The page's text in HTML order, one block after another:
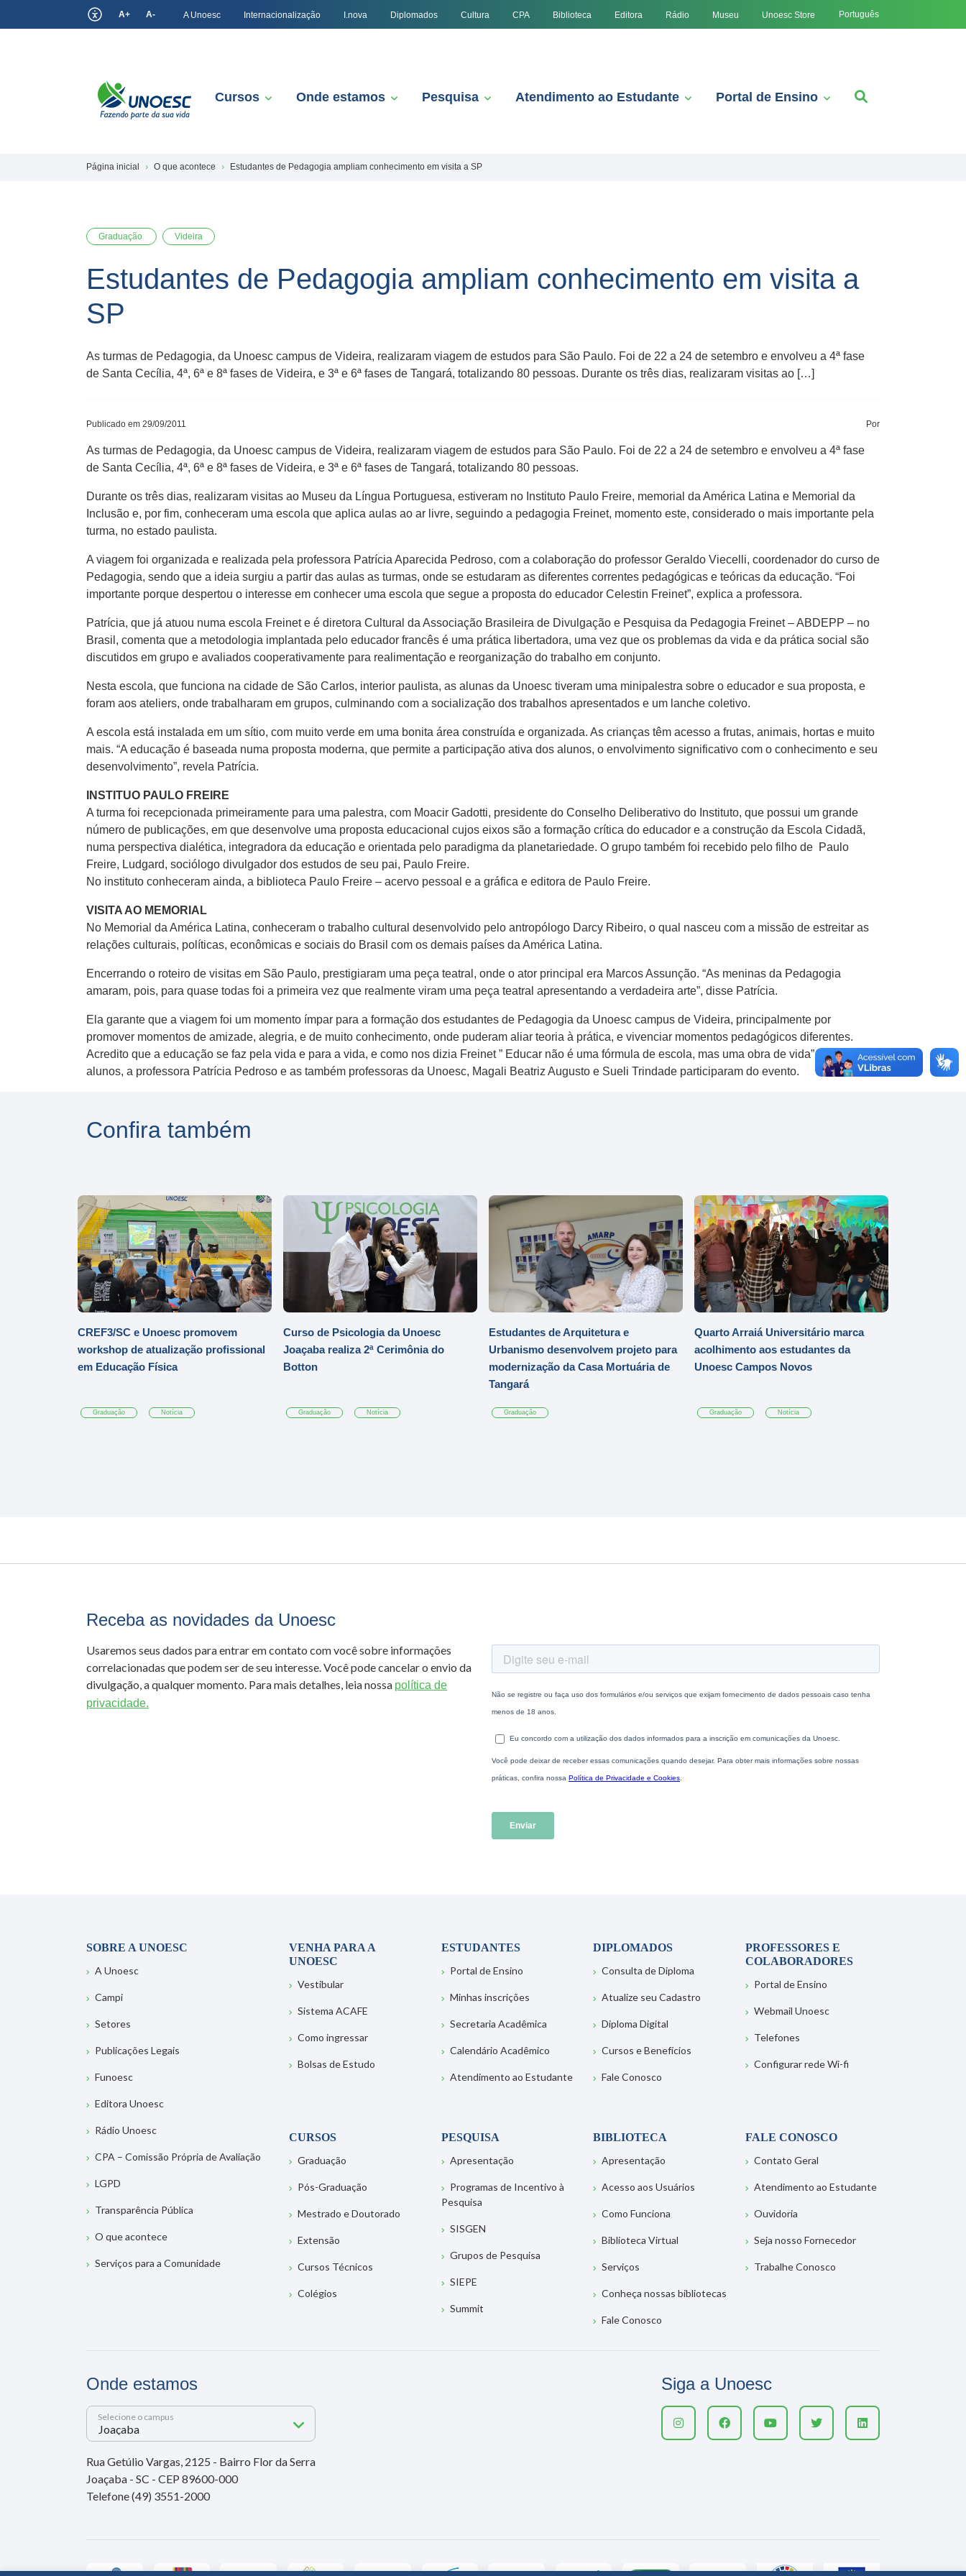
A+ A- A Unoesc Internacionalização I.nova Diplomados Cultura CPA Biblioteca Editora Rádio Museu Unoesc Store Português
Cursos Onde estamos Pesquisa Atendimento ao Estudante Portal de Ensino
Página inicial O que acontece Estudantes de Pedagogia ampliam conhecimento em visita a SP
Graduação Videira
Estudantes de Pedagogia ampliam conhecimento em visita a
SP
As turmas de Pedagogia, da Unoesc campus de Videira, realizaram viagem de estudos para São Paulo. Foi de 22 a 24 de setembro e envolveu a 4ª fase
de Santa Cecília, 4ª, 6ª e 8ª fases de Videira, e 3ª e 6ª fases de Tangará, totalizando 80 pessoas. Durante os três dias, realizaram visitas ao […]
Publicado em 29/09/2011 Por
As turmas de Pedagogia, da Unoesc campus de Videira, realizaram viagem de estudos para São Paulo. Foi de 22 a 24 de setembro e envolveu a 4ª fase
de Santa Cecília, 4ª, 6ª e 8ª fases de Videira, e 3ª e 6ª fases de Tangará, totalizando 80 pessoas.
Durante os três dias, realizaram visitas ao Museu da Língua Portuguesa, estiveram no Instituto Paulo Freire, memorial da América Latina e Memorial da
Inclusão e, por fim, conheceram uma escola que aplica aulas ao ar livre, seguindo a pedagogia Freinet, momento este, considerado o mais importante pela
turma, no estado paulista.
A viagem foi organizada e realizada pela professora Patrícia Aparecida Pedroso, com a colaboração do professor Geraldo Viecelli, coordenador do curso de
Pedagogia, sendo que a ideia surgiu a partir das aulas as turmas, onde se estudaram as diferentes correntes pedagógicas e teóricas da educação. “Foi
importante porque despertou o interesse em conhecer uma escola que segue a proposta do educador Celestin Freinet”, explica a professora.
Patrícia, que já atuou numa escola Freinet e é diretora Cultural da Associação Brasileira de Divulgação e Pesquisa da Pedagogia Freinet – ABDEPP – no
Brasil, comenta que a metodologia implantada pelo educador francês é uma prática libertadora, uma vez que os problemas da vida e da prática social são
discutidos em grupo e avaliados cooperativamente para realimentação e reorganização do trabalho em conjunto.
Nesta escola, que funciona na cidade de São Carlos, interior paulista, as alunas da Unoesc tiveram uma minipalestra sobre o educador e sua proposta, e
foram aos ateliers, onde trabalharam em grupos, culminando com a socialização dos trabalhos apresentados e um lanche coletivo.
A escola está instalada em um sítio, com muito verde em uma bonita área construída e organizada. As crianças têm acesso a frutas, animais, hortas e muito
mais. “A educação é baseada numa proposta moderna, que permite a participação ativa dos alunos, o envolvimento significativo com o conhecimento e seu
desenvolvimento”, revela Patrícia.
INSTITUO PAULO FREIRE
A turma foi recepcionada primeiramente para uma palestra, com Moacir Gadotti, presidente do Conselho Deliberativo do Instituto, que possui um grande
número de publicações, em que desenvolve uma proposta educacional cujos eixos são a formação crítica do educador e a construção da Escola Cidadã,
numa perspectiva dialética, integradora da educação e orientada pelo paradigma da planetariedade. O grupo também foi recebido pelo filho de Paulo
Freire, Ludgard, sociólogo divulgador dos estudos de seu pai, Paulo Freire.
No instituto conheceram ainda, a biblioteca Paulo Freire – acervo pessoal e a gráfica e editora de Paulo Freire.
VISITA AO MEMORIAL
No Memorial da América Latina, conheceram o trabalho cultural desenvolvido pelo antropólogo Darcy Ribeiro, o qual nasceu com a missão de estreitar as
relações culturais, políticas, econômicas e sociais do Brasil com os demais países da América Latina.
Encerrando o roteiro de visitas em São Paulo, prestigiaram uma peça teatral, onde o ator principal era Marcos Assunção. “As meninas da Pedagogia
amaram, pois, para quase todas foi a primeira vez que realmente viram uma peça teatral apresentando a verdadeira arte”, disse Patrícia.
Ela garante que a viagem foi um momento ímpar para a formação dos estudantes de Pedagogia da Unoesc campus de Videira, principalmente por
promover momentos de amizade, alegria, e de muito conhecimento, onde puderam aliar teoria à prática, e vivenciar momentos pedagógicos diferentes.
Acredito que a educação se faz pela vida e para a vida, e como nos dizia Freinet ” Educar não é uma fórmula de escola, mas uma obra de vida”. Além dos
alunos, a professora Patrícia Pedroso e as também professoras da Unoesc, Magali Beatriz Augusto e Sueli Trindade participaram do evento.
Confira também
CREF3/SC e Unoesc promovem
workshop de atualização profissional
em Educação Física
Graduação Notícia
Curso de Psicologia da Unoesc
Joaçaba realiza 2ª Cerimônia do
Botton
Graduação Notícia
Estudantes de Arquitetura e
Urbanismo desenvolvem projeto para
modernização da Casa Mortuária de
Tangará
Graduação
Quarto Arraiá Universitário marca
acolhimento aos estudantes da
Unoesc Campos Novos
Graduação Notícia
Receba as novidades da Unoesc
Usaremos seus dados para entrar em contato com você sobre informações
correlacionadas que podem ser de seu interesse. Você pode cancelar o envio da
divulgação, a qualquer momento. Para mais detalhes, leia nossa política de
privacidade.
SOBRE A UNOESC
A Unoesc
Campi
Setores
Publicações Legais
Funoesc
Editora Unoesc
Rádio Unoesc
CPA – Comissão Própria de Avaliação
LGPD
Transparência Pública
O que acontece
Serviços para a Comunidade
VENHA PARA A
UNOESC
Vestibular
Sistema ACAFE
Como ingressar
Bolsas de Estudo
ESTUDANTES
Portal de Ensino
Minhas inscrições
Secretaria Acadêmica
Calendário Acadêmico
Atendimento ao Estudante
DIPLOMADOS
Consulta de Diploma
Atualize seu Cadastro
Diploma Digital
Cursos e Benefícios
Fale Conosco
PROFESSORES E
COLABORADORES
Portal de Ensino
Webmail Unoesc
Telefones
Configurar rede Wi-fi
CURSOS
Graduação
Pós-Graduação
Mestrado e Doutorado
Extensão
Cursos Técnicos
Colégios
PESQUISA
Apresentação
Programas de Incentivo à
Pesquisa
SISGEN
Grupos de Pesquisa
SIEPE
Summit
BIBLIOTECA
Apresentação
Acesso aos Usuários
Como Funciona
Biblioteca Virtual
Serviços
Conheça nossas bibliotecas
Fale Conosco
FALE CONOSCO
Contato Geral
Atendimento ao Estudante
Ouvidoria
Seja nosso Fornecedor
Trabalhe Conosco
Onde estamos
Selecione o campus
Rua Getúlio Vargas, 2125 - Bairro Flor da Serra
Joaçaba - SC - CEP 89600-000
Telefone (49) 3551-2000
Siga a Unoesc